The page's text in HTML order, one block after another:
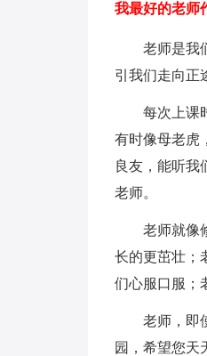
我最好的老师
老师是我
引我们走向正
每次上课
有时像母老虎
良友，能听我
老师。
老师就像
长的更茁壮；
们心服口服；
老师，即
园，希望您天